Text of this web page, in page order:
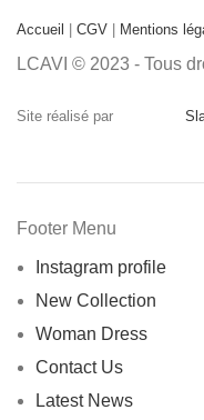
Accueil | CGV | Mentions
LCAVI © 2023 - Tous
Site réalisé par
Footer Menu
Instagram profile
New Collection
Woman Dress
Contact Us
Latest News